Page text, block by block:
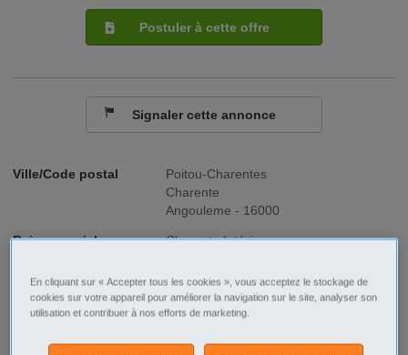
Ville/Code postal
Poitou-Charentes
Charente
Angouleme - 16000
Raison sociale Charente Intérim
No SIREN 423192277
Fonction Industrie - Production
Postuler à cette offre
Signaler cette annonce
En cliquant sur « Accepter tous les cookies », vous acceptez le stockage de
cookies sur votre appareil pour améliorer la navigation sur le site, analyser son
utilisation et contribuer à nos efforts de marketing.